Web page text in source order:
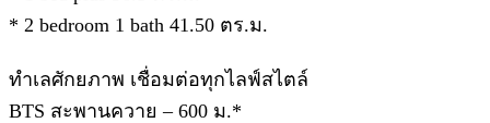
* 2 bedroom 1 bath 41.50 ตร.ม.
ทำเลศักยภาพ เชื่อมต่อทุกไลฟ์สไตล์
BTS สะพานควาย – 600 ม.*